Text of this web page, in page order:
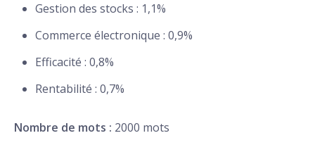
Gestion des stocks : 1,1%
Commerce électronique : 0,9%
Efficacité : 0,8%
Rentabilité : 0,7%
Nombre de mots : 2000 mots